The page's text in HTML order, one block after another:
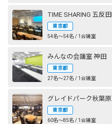
東京都
54名〜54名 / 1会議室
みんなの会議室 神田
東京都
27名〜27名 / 1会議室
グレイドパーク秋葉原
東京都
60名〜85名 / 1会議室